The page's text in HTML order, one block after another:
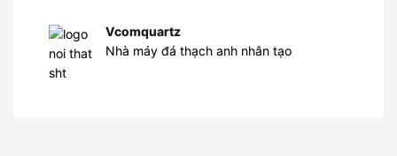
Vcomquartz
Nhà máy đá thạch anh nhân tạo